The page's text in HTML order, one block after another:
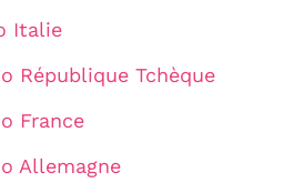
Italie
République Tchèque
France
Allemagne